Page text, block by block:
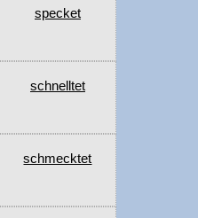
specket
schnelltet
schmecktet